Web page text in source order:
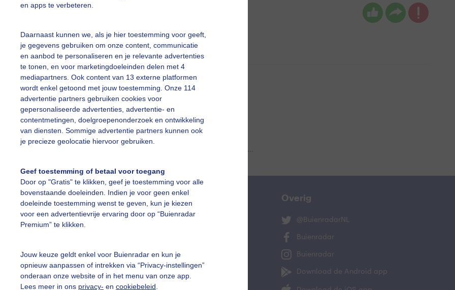
en apps te verbeteren.
Daarnaast kunnen we, als je hier toestemming voor geeft,
je gegevens gebruiken om onze content, communicatie
en aanbod te personaliseren en je relevante advertenties
te tonen, en voor marketingdoeleinden delen met 4
mediapartners. Ook content van 13 externe platformen
wordt enkel getoond met jouw toestemming. Onze 114
advertentie partners gebruiken cookies voor
gepersonaliseerde advertenties, advertentie- en
contentmetingen, doelgroepenonderzoek en ontwikkeling
van diensten. Sommige advertentie partners kunnen ook
je precieze geolocatie hiervoor gebruiken.
Geef toestemming of betaal voor toegang
Door op "Gratis" te klikken, geef je toestemming voor alle
bovenstaande doeleinden. Indien je voor geen enkel
doeleinde toestemming wenst te geven, kun je kiezen
voor een advertentievrije ervaring door op “Buienradar
Premium” te klikken.
Jouw keuze geldt enkel voor Buienradar en kun je
opnieuw aanpassen of intrekken via “Privacy-instellingen”
onderaan onze website of in het menu van onze app.
Lees meer in ons privacy- en cookiebeleid
Lekkerterrasweertje
slideshow
vragen
Mijn weer
De Bilt
Overig
@BuienradarNL
Buienradar
Buienradar
Download de Android app